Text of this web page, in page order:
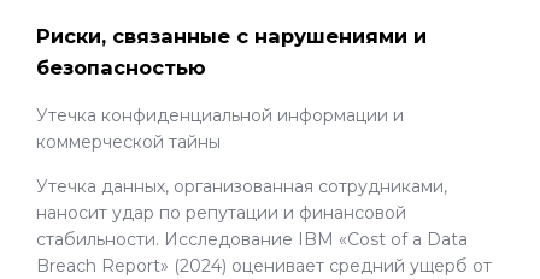
Риски, связанные с нарушениями и
безопасностью
Утечка конфиденциальной информации и
коммерческой тайны
Утечка данных, организованная сотрудниками,
наносит удар по репутации и финансовой
стабильности. Исследование IBM «Cost of a Data
Breach Report» (2024) оценивает средний ущерб от